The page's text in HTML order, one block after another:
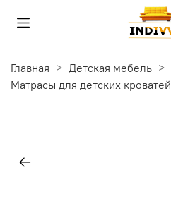
Главная
Детская мебель
Матрасы для детских кроватей